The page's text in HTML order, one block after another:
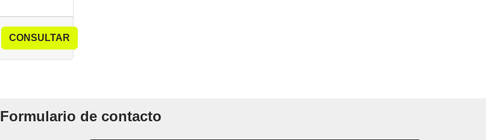
CONSULTAR
Formulario de contacto